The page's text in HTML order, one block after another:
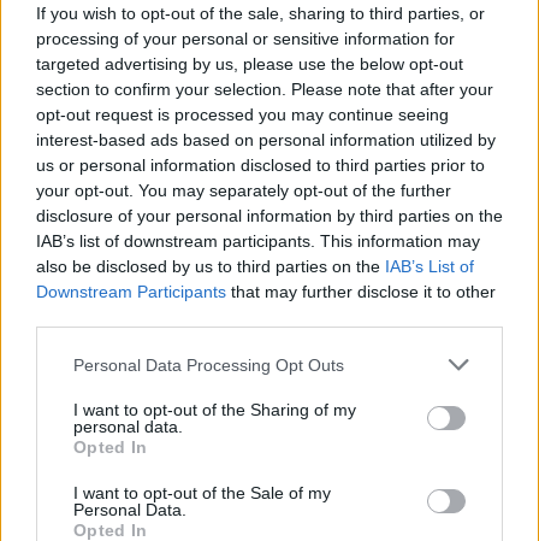
If you wish to opt-out of the sale, sharing to third parties, or
processing of your personal or sensitive information for
targeted advertising by us, please use the below opt-out
section to confirm your selection. Please note that after your
opt-out request is processed you may continue seeing
interest-based ads based on personal information utilized by
us or personal information disclosed to third parties prior to
your opt-out. You may separately opt-out of the further
disclosure of your personal information by third parties on the
IAB’s list of downstream participants. This information may
also be disclosed by us to third parties on the IAB’s List of
Downstream Participants that may further disclose it to other
Personal Data Processing Opt Outs
I want to opt-out of the Sharing of my
personal data.
Opted In
I want to opt-out of the Sale of my
Personal Data.
Opted In
sytuacji podwyższonych) pozostałych obywateli, w
ramach kosztów takiej „ograniczonej
dyskryminacji”? Pod każdym względem, zarówno
jednostkowym jak i społecznym działania
zmierzające do integracji społecznej osób z
różnego rodzaju problemami dotyczącymi zdrowia
psychicznego są bardziej odpowiednie.
Artykuł Pana Profesora Piotra Nowaka zwraca w
przekonywujący sposób uwagę na konieczność
edukacji społecznej na rzecz większego
psychicznego oraz zaburzeń psychicznych. Nie